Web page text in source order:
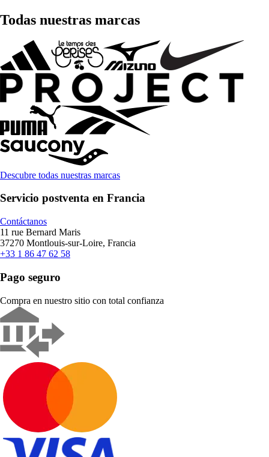
Todas nuestras marcas
Descubre todas nuestras marcas
Servicio postventa en Francia
Contáctanos
11 rue Bernard Maris
37270 Montlouis-sur-Loire, Francia
+33 1 86 47 62 58
Pago seguro
Compra en nuestro sitio con total confianza